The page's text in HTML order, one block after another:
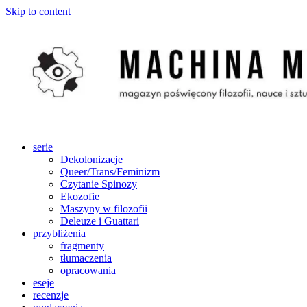
Skip to content
serie
Dekolonizacje
Queer/Trans/Feminizm
Czytanie Spinozy
Ekozofie
Maszyny w filozofii
Deleuze i Guattari
przybliżenia
fragmenty
tłumaczenia
opracowania
eseje
recenzje